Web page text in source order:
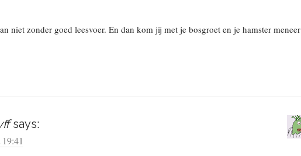
niet zonder goed leesvoer. En dan kom jij met je bosgroet en je hamster meneer
says: